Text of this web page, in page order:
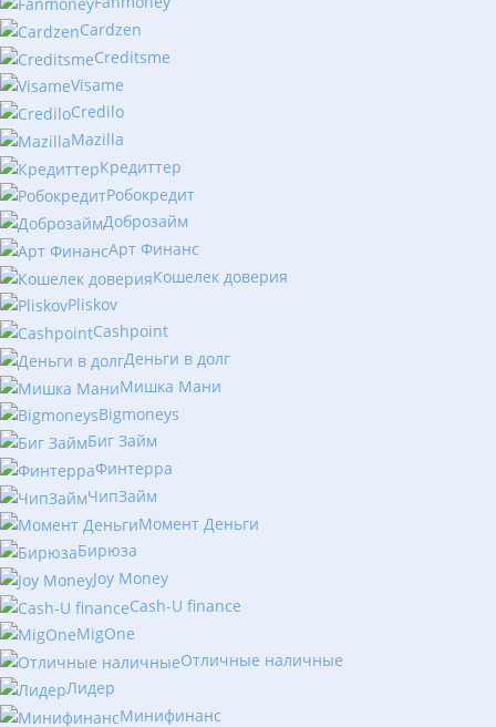
Cardzen
Creditsme
Visame
Credilo
Mazilla
Кредиттер
Робокредит
Доброзайм
Арт Финанс
Кошелек доверия
Pliskov
Cashpoint
Деньги в долг
Мишка Мани
Bigmoneys
Биг Займ
Финтерра
ЧипЗайм
Момент Деньги
Бирюза
Joy Money
Cash-U finance
MigOne
Отличные наличные
Лидер
Минифинанс